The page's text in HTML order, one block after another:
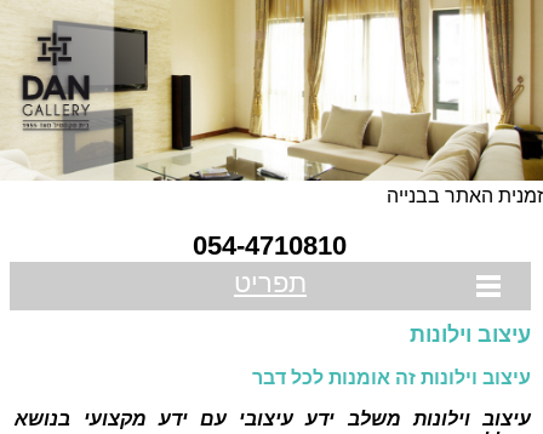
האתר בבנייה
054-4710810
תפריט
עיצוב וילונות
עיצוב וילונות זה אומנות לכל דבר
עיצוב וילונות משלב ידע עיצובי עם ידע מקצועי בנושא